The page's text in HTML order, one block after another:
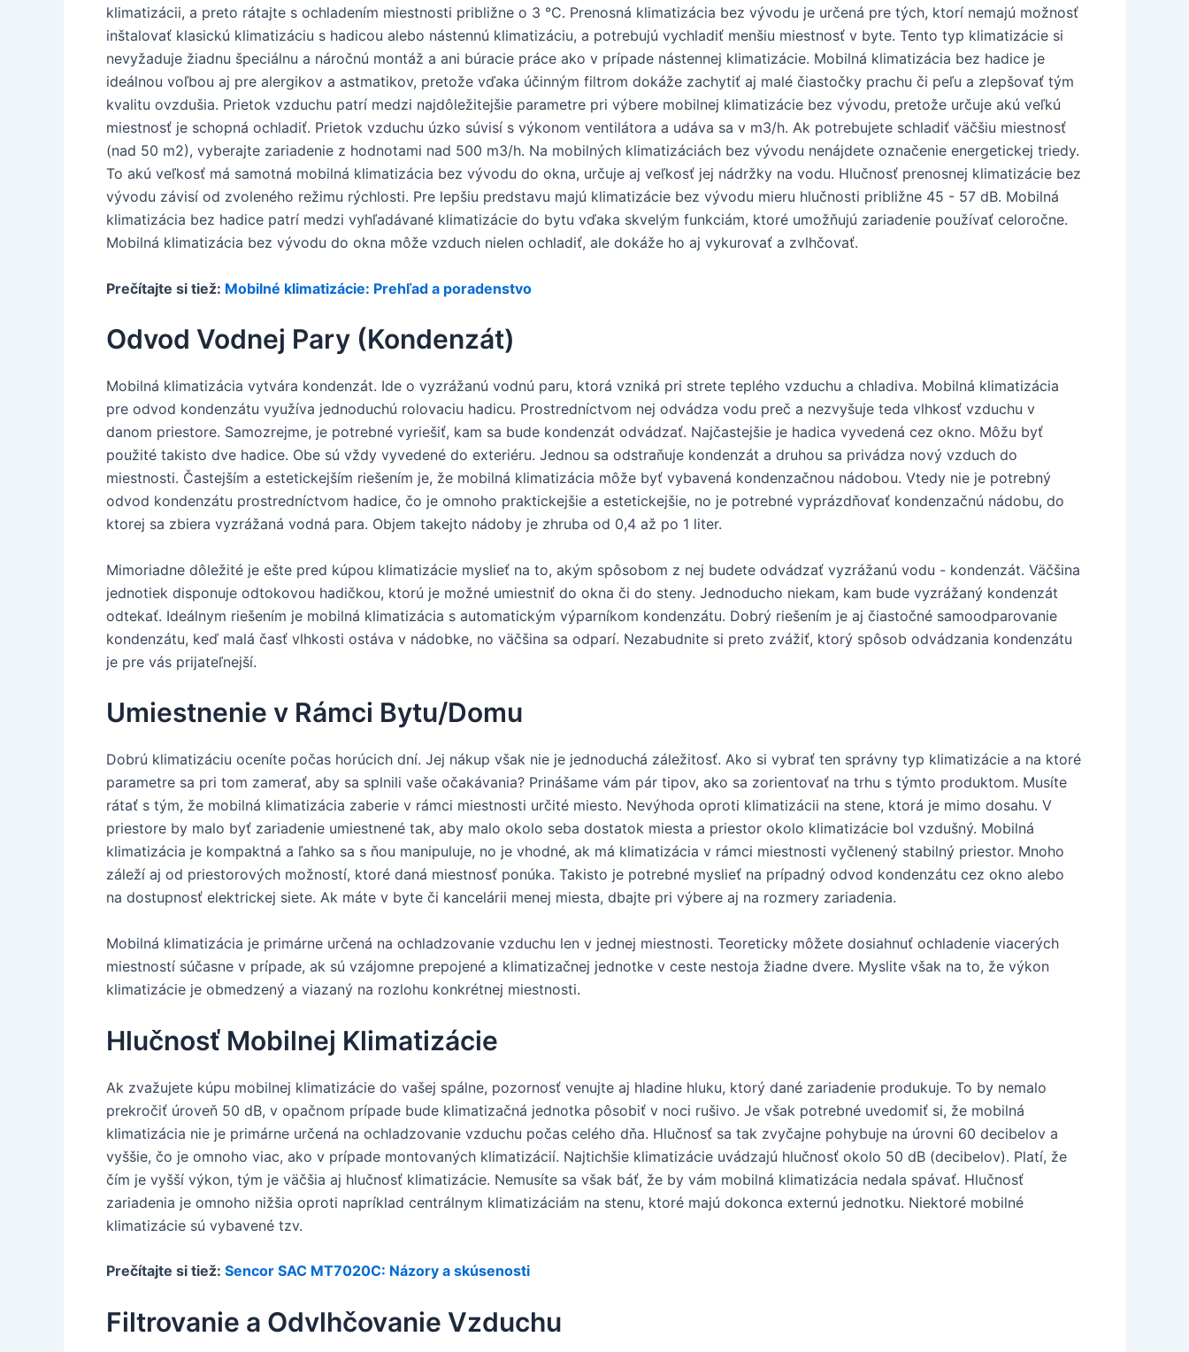
klimatizácii, a preto rátajte s ochladením miestnosti približne o 3 °C. Prenosná klimatizácia bez vývodu je určená pre tých, ktorí nemajú možnosť
inštalovať klasickú klimatizáciu s hadicou alebo nástennú klimatizáciu, a potrebujú vychladiť menšiu miestnosť v byte. Tento typ klimatizácie si
nevyžaduje žiadnu špeciálnu a náročnú montáž a ani búracie práce ako v prípade nástennej klimatizácie. Mobilná klimatizácia bez hadice je
ideálnou voľbou aj pre alergikov a astmatikov, pretože vďaka účinným filtrom dokáže zachytiť aj malé čiastočky prachu či peľu a zlepšovať tým
kvalitu ovzdušia. Prietok vzduchu patrí medzi najdôležitejšie parametre pri výbere mobilnej klimatizácie bez vývodu, pretože určuje akú veľkú
miestnosť je schopná ochladiť. Prietok vzduchu úzko súvisí s výkonom ventilátora a udáva sa v m3/h. Ak potrebujete schladiť väčšiu miestnosť
(nad 50 m2), vyberajte zariadenie z hodnotami nad 500 m3/h. Na mobilných klimatizáciách bez vývodu nenájdete označenie energetickej triedy.
To akú veľkosť má samotná mobilná klimatizácia bez vývodu do okna, určuje aj veľkosť jej nádržky na vodu. Hlučnosť prenosnej klimatizácie bez
vývodu závisí od zvoleného režimu rýchlosti. Pre lepšiu predstavu majú klimatizácie bez vývodu mieru hlučnosti približne 45 - 57 dB. Mobilná
klimatizácia bez hadice patrí medzi vyhľadávané klimatizácie do bytu vďaka skvelým funkciám, ktoré umožňujú zariadenie používať celoročne.
Mobilná klimatizácia bez vývodu do okna môže vzduch nielen ochladiť, ale dokáže ho aj vykurovať a zvlhčovať.
Prečítajte si tiež: Mobilné klimatizácie: Prehľad a poradenstvo
Odvod Vodnej Pary (Kondenzát)
Mobilná klimatizácia vytvára kondenzát. Ide o vyzrážanú vodnú paru, ktorá vzniká pri strete teplého vzduchu a chladiva. Mobilná klimatizácia
pre odvod kondenzátu využíva jednoduchú rolovaciu hadicu. Prostredníctvom nej odvádza vodu preč a nezvyšuje teda vlhkosť vzduchu v
danom priestore. Samozrejme, je potrebné vyriešiť, kam sa bude kondenzát odvádzať. Najčastejšie je hadica vyvedená cez okno. Môžu byť
použité takisto dve hadice. Obe sú vždy vyvedené do exteriéru. Jednou sa odstraňuje kondenzát a druhou sa privádza nový vzduch do
miestnosti. Častejším a estetickejším riešením je, že mobilná klimatizácia môže byť vybavená kondenzačnou nádobou. Vtedy nie je potrebný
odvod kondenzátu prostredníctvom hadice, čo je omnoho praktickejšie a estetickejšie, no je potrebné vyprázdňovať kondenzačnú nádobu, do
ktorej sa zbiera vyzrážaná vodná para. Objem takejto nádoby je zhruba od 0,4 až po 1 liter.
Mimoriadne dôležité je ešte pred kúpou klimatizácie myslieť na to, akým spôsobom z nej budete odvádzať vyzrážanú vodu - kondenzát. Väčšina
jednotiek disponuje odtokovou hadičkou, ktorú je možné umiestniť do okna či do steny. Jednoducho niekam, kam bude vyzrážaný kondenzát
odtekať. Ideálnym riešením je mobilná klimatizácia s automatickým výparníkom kondenzátu. Dobrý riešením je aj čiastočné samoodparovanie
kondenzátu, keď malá časť vlhkosti ostáva v nádobke, no väčšina sa odparí. Nezabudnite si preto zvážiť, ktorý spôsob odvádzania kondenzátu
je pre vás prijateľnejší.
Umiestnenie v Rámci Bytu/Domu
Dobrú klimatizáciu oceníte počas horúcich dní. Jej nákup však nie je jednoduchá záležitosť. Ako si vybrať ten správny typ klimatizácie a na ktoré
parametre sa pri tom zamerať, aby sa splnili vaše očakávania? Prinášame vám pár tipov, ako sa zorientovať na trhu s týmto produktom. Musíte
rátať s tým, že mobilná klimatizácia zaberie v rámci miestnosti určité miesto. Nevýhoda oproti klimatizácii na stene, ktorá je mimo dosahu. V
priestore by malo byť zariadenie umiestnené tak, aby malo okolo seba dostatok miesta a priestor okolo klimatizácie bol vzdušný. Mobilná
klimatizácia je kompaktná a ľahko sa s ňou manipuluje, no je vhodné, ak má klimatizácia v rámci miestnosti vyčlenený stabilný priestor. Mnoho
záleží aj od priestorových možností, ktoré daná miestnosť ponúka. Takisto je potrebné myslieť na prípadný odvod kondenzátu cez okno alebo
na dostupnosť elektrickej siete. Ak máte v byte či kancelárii menej miesta, dbajte pri výbere aj na rozmery zariadenia.
Mobilná klimatizácia je primárne určená na ochladzovanie vzduchu len v jednej miestnosti. Teoreticky môžete dosiahnuť ochladenie viacerých
miestností súčasne v prípade, ak sú vzájomne prepojené a klimatizačnej jednotke v ceste nestoja žiadne dvere. Myslite však na to, že výkon
klimatizácie je obmedzený a viazaný na rozlohu konkrétnej miestnosti.
Hlučnosť Mobilnej Klimatizácie
Ak zvažujete kúpu mobilnej klimatizácie do vašej spálne, pozornosť venujte aj hladine hluku, ktorý dané zariadenie produkuje. To by nemalo
prekročiť úroveň 50 dB, v opačnom prípade bude klimatizačná jednotka pôsobiť v noci rušivo. Je však potrebné uvedomiť si, že mobilná
klimatizácia nie je primárne určená na ochladzovanie vzduchu počas celého dňa. Hlučnosť sa tak zvyčajne pohybuje na úrovni 60 decibelov a
vyššie, čo je omnoho viac, ako v prípade montovaných klimatizácií. Najtichšie klimatizácie uvádzajú hlučnosť okolo 50 dB (decibelov). Platí, že
čím je vyšší výkon, tým je väčšia aj hlučnosť klimatizácie. Nemusíte sa však báť, že by vám mobilná klimatizácia nedala spávať. Hlučnosť
zariadenia je omnoho nižšia oproti napríklad centrálnym klimatizáciám na stenu, ktoré majú dokonca externú jednotku. Niektoré mobilné
klimatizácie sú vybavené tzv.
Prečítajte si tiež: Sencor SAC MT7020C: Názory a skúsenosti
Filtrovanie a Odvlhčovanie Vzduchu